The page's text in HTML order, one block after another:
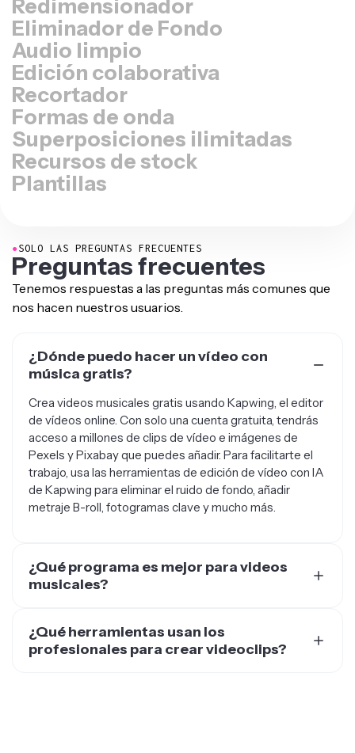
Eliminador de Fondo
Audio limpio
Edición colaborativa
Recortador
Formas de onda
Superposiciones ilimitadas
Recursos de stock
Plantillas
Preguntas frecuentes
Tenemos respuestas a las preguntas más comunes que
nos hacen nuestros usuarios.
música gratis?
de vídeos online. Con solo una cuenta gratuita, tendrás
acceso a millones de clips de vídeo e imágenes de
Pexels y Pixabay que puedes añadir. Para facilitarte el
trabajo, usa las herramientas de edición de vídeo con IA
de Kapwing para eliminar el ruido de fondo, añadir
metraje B-roll, fotogramas clave y mucho más.
musicales?
crear videos musicales. Crea un video musical que hará
crecer tu comunidad y tus oyentes.
profesionales para crear videoclips?